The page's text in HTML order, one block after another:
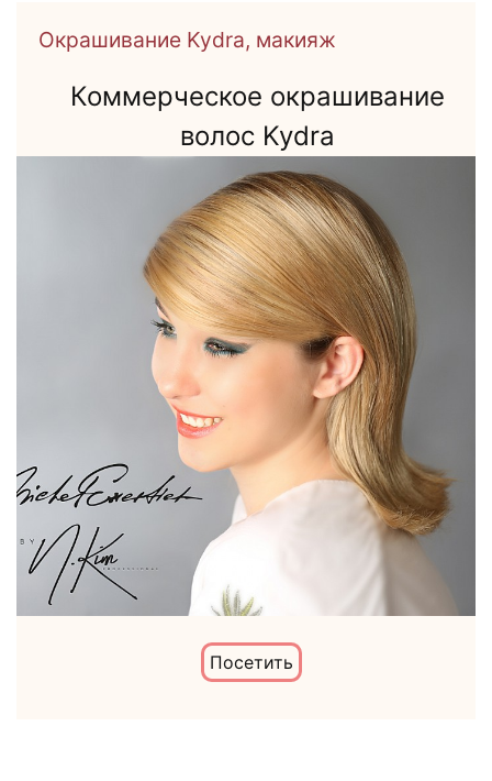
Окрашивание Kydra, макияж
Коммерческое окрашивание
волос Kydra
Посетить